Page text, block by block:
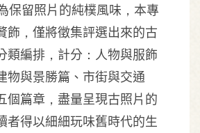
保留照片的純樸風味，本專
飾，僅將徵集評選出來的古
類編排，計分：人物與服飾
物與景勝篇、市街與交通
個篇章，盡量呈現古照片的
者得以細細玩味舊時代的生